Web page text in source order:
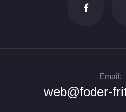
Email:
web@foder-